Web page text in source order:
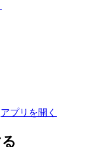
アプリを開く